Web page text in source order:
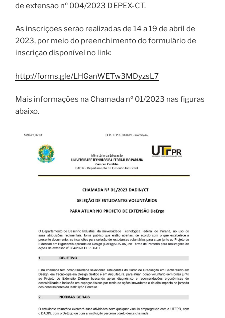
de extensão nº 004/2023 DEPEX-CT.
As inscrições serão realizadas de 14 a 19 de abril de
2023, por meio do preenchimento do formulário de
inscrição disponível no link:
http://forms.gle/LHGanWETw3MDyzsL7
Mais informações na Chamada nº 01/2023 nas figuras
abaixo.